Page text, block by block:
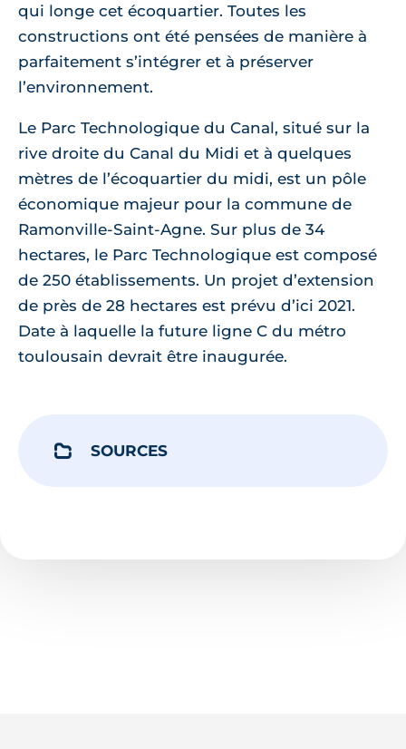
qui longe cet écoquartier. Toutes les
constructions ont été pensées de manière à
parfaitement s’intégrer et à préserver
l’environnement.
Le Parc Technologique du Canal, situé sur la
rive droite du Canal du Midi et à quelques
mètres de l’écoquartier du midi, est un pôle
économique majeur pour la commune de
Ramonville-Saint-Agne. Sur plus de 34
hectares, le Parc Technologique est composé
de 250 établissements. Un projet d’extension
de près de 28 hectares est prévu d’ici 2021.
Date à laquelle la future ligne C du métro
toulousain devrait être inaugurée.
SOURCES